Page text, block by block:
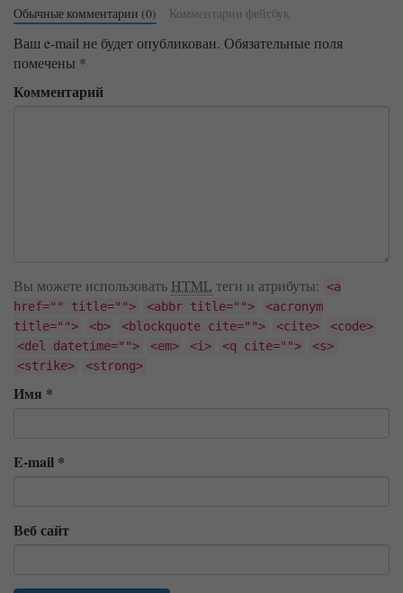
Обычные комментарии (0) Комментарии фейсбук
Ваш e-mail не будет опубликован. Обязательные поля
помечены *
Комментарий
Вы можете использовать HTML теги и атрибуты: <a
href="" title="">
<abbr title="">
<acronym
title="">
<b> <blockquote cite=""> <cite>
<code>
<del datetime="">
<em> <i> <q cite="">
<s>
<strike>
<strong>
Имя *
E-mail *
Веб сайт